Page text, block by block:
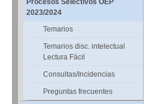
Procesos Selectivos OEP
2023/2024
Temarios
Temarios disc. intelectual
Lectura Fácil
Consultas/Incidencias
Preguntas frecuentes